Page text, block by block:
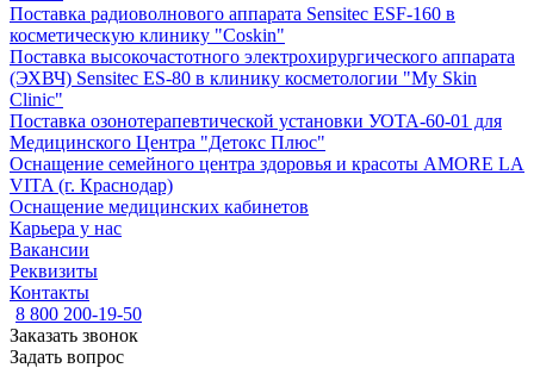
Поставка радиоволнового аппарата Sensitec ESF-160 в
косметическую клинику "Coskin"
Поставка высокочастотного электрохирургического аппарата
(ЭХВЧ) Sensitec ES-80 в клинику косметологии "My Skin
Clinic"
Поставка озонотерапевтической установки УОТА-60-01 для
Медицинского Центра "Детокс Плюс"
Оснащение семейного центра здоровья и красоты AMORE LA
VITA (г. Краснодар)
Оснащение медицинских кабинетов
Карьера у нас
Вакансии
Реквизиты
Контакты
8 800 200-19-50
Заказать звонок
Задать вопрос